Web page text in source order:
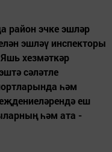
район эчке эшләр
эшләү инспекторы
хезмәткәр
сәләтле
һәм
еш
һәм ата -